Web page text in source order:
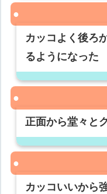
カッコよく後ろ
るようになった
正面から堂々と
カッコいいから